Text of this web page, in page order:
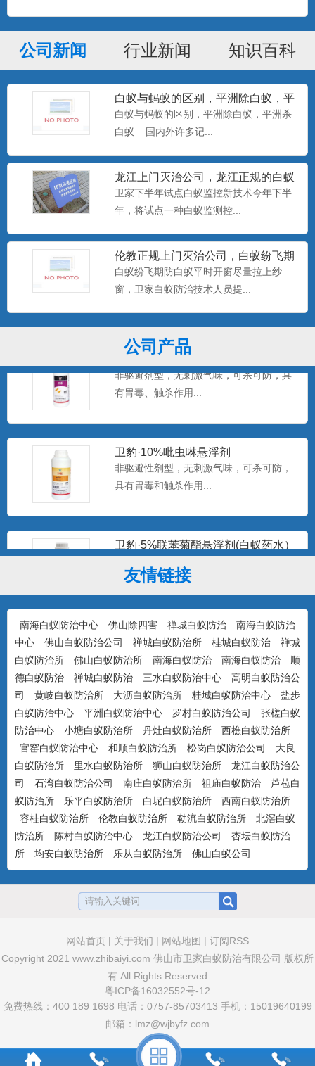
公司新闻 行业新闻 知识百科
白蚁与蚂蚁的区别，平洲除白蚁，平
洲杀白蚁
白蚁与蚂蚁的区别，平洲除白蚁，平洲杀
白蚁 国内外许多记...
龙江上门灭治公司，龙江正规的白蚁
防治中心，卫家下半年试点白
卫家下半年试点白蚁监控新技术今年下半
年，将试点一种白蚁监测控...
伦教正规上门灭治公司，白蚁纷飞期
防白蚁平时开窗尽量拉上纱窗
白蚁纷飞期防白蚁平时开窗尽量拉上纱
窗，卫家白蚁防治技术人员提...
公司产品
美国百户泰2.5%联苯菊酯悬浮剂
产品特点：美国富美实公司出品，无刺激
气味，可杀可防，具有驱避...
美国百户喜10%联苯菊酯乳油
产品特点：美国富美实公司出品，有刺激
气味，具有驱避和触杀作用...
卫豹·卫喜2.5%氟虫腈悬浮剂
非驱避剂型，无刺激气味，可杀可防，具
有胃毒、触杀作用...
卫豹·10%吡虫啉悬浮剂
非驱避性剂型，无刺激气味，可杀可防，
具有胃毒和触杀作用...
卫豹·5%联苯菊酯悬浮剂(白蚁药水）
驱避性剂型，无刺激气味，可杀可防，具
有驱避和触杀作用...
康宇·白浪15%吡虫啉悬浮剂（白蚁
药）
防治对象：装修预防、活蚁杀灭、树木防
治...
美国百户泰2.5%联苯菊酯悬浮剂
美国百户喜10%联苯菊酯乳油
产品特点：美国富美实公司出品，有刺激
气味，具有驱避和触杀作用...
卫豹·卫喜2.5%氟虫腈悬浮剂
有胃毒、触杀作用...
卫豹·10%吡虫啉悬浮剂
非驱避性剂型，无刺激气味，可杀可防，
具有胃毒和触杀作用...
友情链接
南海白蚁防治中心 佛山除四害 禅城白蚁防治
南海白蚁防治
中心
佛山白蚁防治公司 禅城白蚁防治所 桂城白蚁防治
禅城
白蚁防治所
佛山白蚁防治所 南海白蚁防治 南海白蚁防治
顺
德白蚁防治
禅城白蚁防治 三水白蚁防治中心
高明白蚁防治公
司
黄岐白蚁防治所 大沥白蚁防治所 桂城白蚁防治中心
盐步
白蚁防治中心
平洲白蚁防治中心 罗村白蚁防治公司
张槎白蚁
防治中心
小塘白蚁防治所 丹灶白蚁防治所
西樵白蚁防治所
官窑白蚁防治中心
和顺白蚁防治所 松岗白蚁防治公司
大良
白蚁防治所
里水白蚁防治所 狮山白蚁防治所
龙江白蚁防治公
司
石湾白蚁防治公司 南庄白蚁防治所 祖庙白蚁防治
芦苞白
蚁防治所
乐平白蚁防治所 白坭白蚁防治所
西南白蚁防治所
容桂白蚁防治所
伦教白蚁防治所 勒流白蚁防治所
北滘白蚁
防治所
陈村白蚁防治中心 龙江白蚁防治公司
杏坛白蚁防治
所
均安白蚁防治所 乐从白蚁防治所 佛山白蚁公司
网站首页 | 关于我们 | 网站地图 | 订阅RSS
Copyright 2021 www.zhibaiyi.com 佛山市卫家白蚁防治有限公司 版权所
有 All Rights Reserved
粤ICP备16032552号-12
免费热线：400 189 1698 电话：0757-85703413 手机：15019640199
邮箱：lmz@wjbyfz.com